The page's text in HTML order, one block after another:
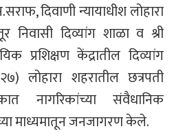
दिवाणी न्यायाधीश लोहारा
निवासी दिव्यांग शाळा व श्री
प्रशिक्षण केंद्रातील दिव्यांग
लोहारा शहरातील छत्रपती
नागरिकांच्या संवैधानिक
माध्यमातून जनजागरण केले.